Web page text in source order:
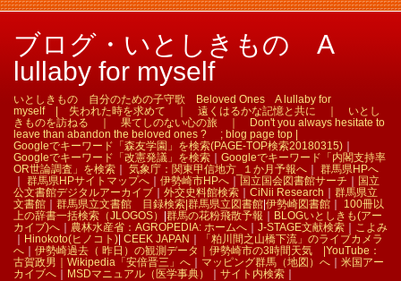
ブログ・いとしきもの A
lullaby for myself
いとしきもの 自分のための子守歌 Beloved Ones A lullaby for
myself | 失われた時を求めて ｜ 遠くはるかな記憶と共に ｜ いとし
きものを訪ねる ｜ 果てしのない心の旅 ｜ Don't you always hesitate to
leave than abandon the beloved ones ? ; blog page top |
Googleでキーワード「森友学園」を検索(PAGE-TOP検索20180315)
Googleでキーワード「改憲発議」を検索
Googleでキーワード「内閣支持率
OR世論調査」を検索
気象庁：関東甲信地方_１か月予報へ
群馬県HPへ
群馬県HPサイトマップへ 伊勢崎市HPへ 国立国会図書館サーチ
国立
公文書館デジタルアーカイブ
外交史料館検索 CiNii Research
群馬県立
文書館
群馬県立文書館 目録検索| 群馬県立図書館 伊勢崎図書館
100冊以
上の辞書一括検索（JLOGOS）
群馬の花粉飛散予報
BLOGいとしきも(アー
カイブ)へ
農林水産省：AGROPEDIA: ホームへ J-STAGE文献検索
こよみ
Hinokoto(ヒノコト) CEEK JAPAN
「粕川間之山橋下流」のライブカメラ
へ
伊勢崎過去（ 昨日）の観測データ｜ 伊勢崎市の3時間天気 | YouTube：
古賀政男｜ Wikipedia「安倍晋三」へ マッピング群馬（地図）へ
米国アー
カイブへ
MSDマニュアル（医学事典） サイト内検索